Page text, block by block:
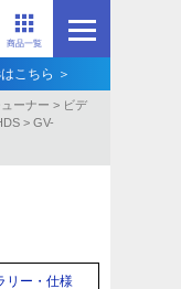
商品一覧
こちら ＞
ーナー > ビデ
> GV-
リー・仕様